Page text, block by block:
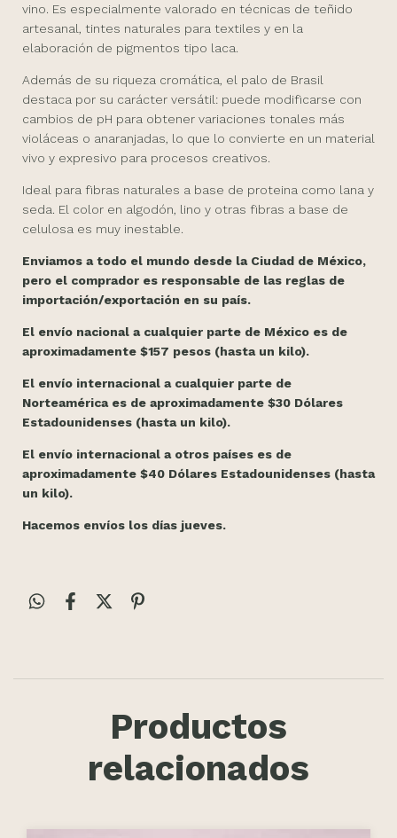
vino. Es especialmente valorado en técnicas de teñido
artesanal, tintes naturales para textiles y en la
elaboración de pigmentos tipo laca.
Además de su riqueza cromática, el palo de Brasil
destaca por su carácter versátil: puede modificarse con
cambios de pH para obtener variaciones tonales más
violáceas o anaranjadas, lo que lo convierte en un material
vivo y expresivo para procesos creativos.
Ideal para fibras naturales a base de proteina como lana y
seda. El color en algodón, lino y otras fibras a base de
celulosa es muy inestable.
Enviamos a todo el mundo desde la Ciudad de México,
pero el comprador es responsable de las reglas de
importación/exportación en su país.
El envío nacional a cualquier parte de México es de
aproximadamente $157 pesos (hasta un kilo).
El envío internacional a cualquier parte de
Norteamérica es de aproximadamente $30 Dólares
Estadounidenses (hasta un kilo).
El envío internacional a otros países es de
aproximadamente $40 Dólares Estadounidenses (hasta
un kilo).
Hacemos envíos los días jueves.
Productos
relacionados